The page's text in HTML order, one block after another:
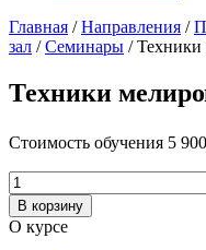
Главная /Направления /
зал /Семинары /Техники
Техники
Стоимость обучения 5 900
Количество
товара
Техники
мелирования
В корзину
О курсе